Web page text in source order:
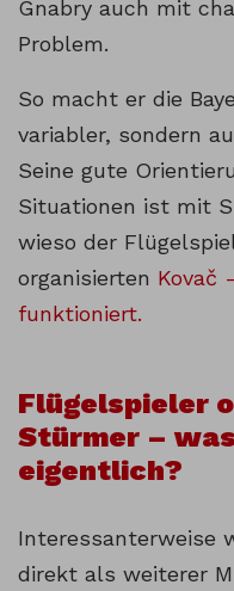
Gnabry auch mit
Problem.
So macht er die
variabler, sondern
Seine gute
Situationen ist mit
wieso der
organisierten Kovač
funktioniert.
Flügelspieler
Stürmer –
eigentlich?
Interessanterweise
direkt als weiterer